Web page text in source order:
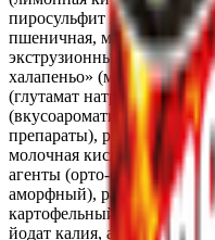
пиросульфит натрия),
пшеничная, масла
экструзионный,
халапеньо» (мука
(глутамат натрия 1-
(вкусоароматические
препараты), регуляторы
молочная кислота, лактат
агенты (орто-фосфат
аморфный), растительное
картофельный, соль
йодат калия, агент